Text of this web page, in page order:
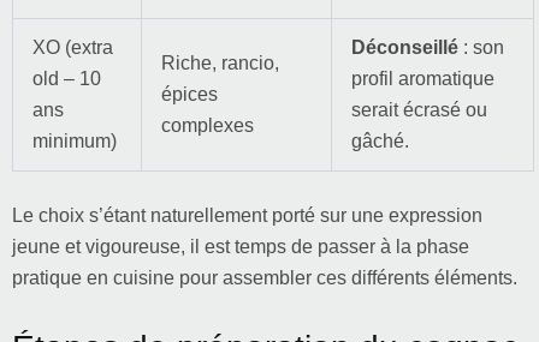
XO (extra
old – 10
ans
minimum)
Riche, rancio,
épices
complexes
Déconseillé : son
profil aromatique
serait écrasé ou
gâché.
Le choix s’étant naturellement porté sur une expression
jeune et vigoureuse, il est temps de passer à la phase
pratique en cuisine pour assembler ces différents éléments.